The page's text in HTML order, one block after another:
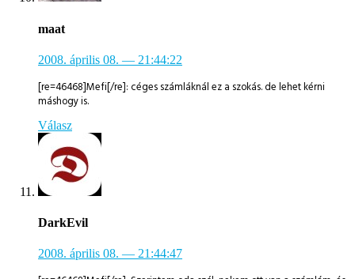
maat
2008. április 08. — 21:44:22
[re=46468]Mefi[/re]: céges számláknál ez a szokás. de lehet kérni
máshogy is.
Válasz
DarkEvil
2008. április 08. — 21:44:47